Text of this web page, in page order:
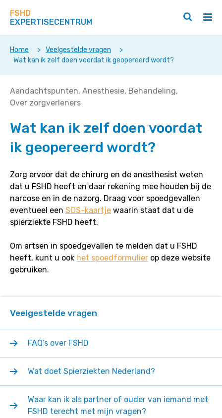
direct
op
deze
FSHD
EXPERTISECENTRUM
/
Zoeken
/
Home > Veelgestelde vragen
>
Wat kan ik zelf doen voordat ik geopereerd wordt?
Wat
kan
zelf
voordat
geopereerd
wordt?
Aandachtspunten Anesthesie Behandeling
Over zorgverleners
Wat kan ik zelf doen voordat
ik geopereerd wordt?
Zorg ervoor dat de chirurg en de anesthesist weten
dat u FSHD heeft en daar rekening mee houden bij de
narcose en in de nazorg. Draag voor spoedgevallen
eventueel een SOS-kaartje waarin staat dat u de
spierziekte FSHD heeft.
Om artsen in spoedgevallen te melden dat u FSHD
heeft, kunt u ook het spoedformulier op deze website
gebruiken.
Veelgestelde vragen
FAQ’s over FSHD
Wat doet Spierziekten Nederland?
Waar kan ik als partner of ouder van iemand met
FSHD terecht met mijn vragen?